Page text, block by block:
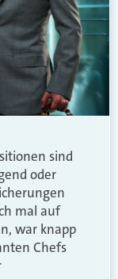
sind
oder
mal auf
war knapp
Chefs